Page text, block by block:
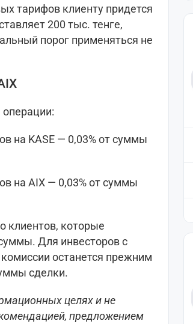
тарифов клиенту придется
200 тыс. тенге,
порог применяться не
на KASE — 0,03% от суммы
на AIX — 0,03% от суммы
клиентов, которые
Для инвесторов с
останется прежним
сделки.
целях и не
предложением